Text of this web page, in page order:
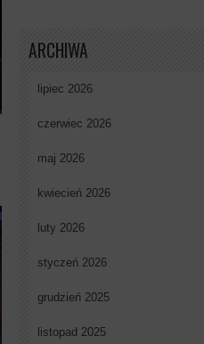
ARCHIWA
lipiec 2026
czerwiec 2026
maj 2026
kwiecień 2026
luty 2026
styczeń 2026
grudzień 2025
listopad 2025